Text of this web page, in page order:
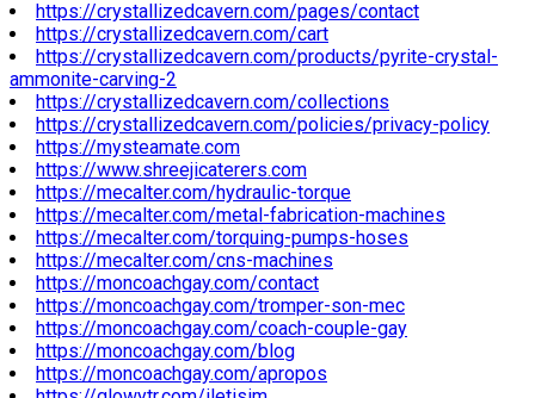
https://crystallizedcavern.com/pages/contact
https://crystallizedcavern.com/cart
https://crystallizedcavern.com/products/pyrite-crystal-
ammonite-carving-2
https://crystallizedcavern.com/collections
https://crystallizedcavern.com/policies/privacy-policy
https://mysteamate.com
https://www.shreejicaterers.com
https://mecalter.com/hydraulic-torque
https://mecalter.com/metal-fabrication-machines
https://mecalter.com/torquing-pumps-hoses
https://mecalter.com/cns-machines
https://moncoachgay.com/contact
https://moncoachgay.com/tromper-son-mec
https://moncoachgay.com/coach-couple-gay
https://moncoachgay.com/blog
https://moncoachgay.com/apropos